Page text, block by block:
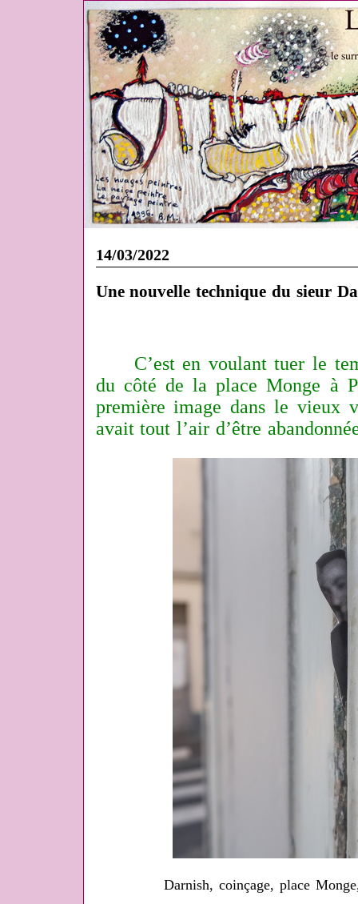
14/03/2022
Une nouvelle technique du sieur
C’est en voulant tuer le
du côté de la place Monge à
première image dans le vieux
avait tout l’air d’être
Darnish, coinçage, place